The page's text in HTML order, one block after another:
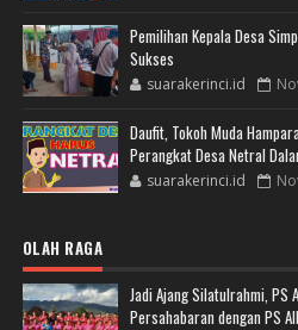
Pemilihan Kepala Desa
Sukses
suarakerinci.id
Daufit, Tokoh Muda
Perangkat Desa Netral
suarakerinci.id
OLAH RAGA
Jadi Ajang Silatulrahmi, PS
Persahabaran dengan PS